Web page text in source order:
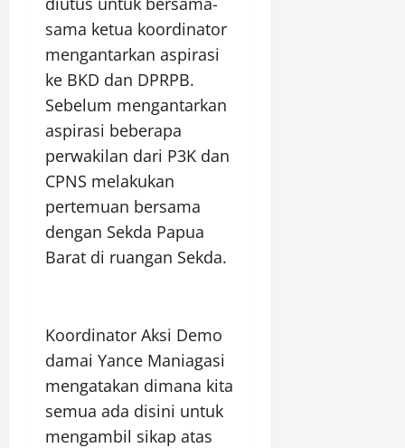
sama ketua koordinator
mengantarkan aspirasi
ke BKD dan DPRPB.
Sebelum mengantarkan
aspirasi beberapa
perwakilan dari P3K dan
CPNS melakukan
pertemuan bersama
dengan Sekda Papua
Barat di ruangan Sekda.
Koordinator Aksi Demo
damai Yance Maniagasi
mengatakan dimana kita
semua ada disini untuk
mengambil sikap atas